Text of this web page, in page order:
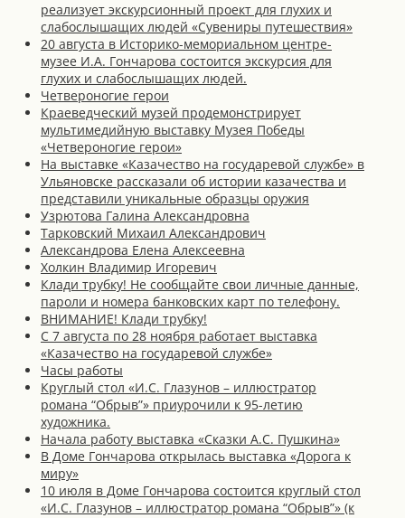
реализует экскурсионный проект для глухих и
слабослышащих людей «Сувениры путешествия»
20 августа в Историко-мемориальном центре-
музее И.А. Гончарова состоится экскурсия для
глухих и слабослышащих людей.
Четвероногие герои
Краеведческий музей продемонстрирует
мультимедийную выставку Музея Победы
«Четвероногие герои»
На выставке «Казачество на государевой службе» в
Ульяновске рассказали об истории казачества и
представили уникальные образцы оружия
Узрютова Галина Александровна
Тарковский Михаил Александрович
Александрова Елена Алексеевна
Холкин Владимир Игоревич
Клади трубку! Не сообщайте свои личные данные,
пароли и номера банковских карт по телефону.
ВНИМАНИЕ! Клади трубку!
С 7 августа по 28 ноября работает выставка
«Казачество на государевой службе»
Часы работы
Круглый стол «И.С. Глазунов – иллюстратор
романа “Обрыв”» приурочили к 95-летию
художника.
Начала работу выставка «Сказки А.С. Пушкина»
В Доме Гончарова открылась выставка «Дорога к
миру»
10 июля в Доме Гончарова состоится круглый стол
«И.С. Глазунов – иллюстратор романа “Обрыв”» (к